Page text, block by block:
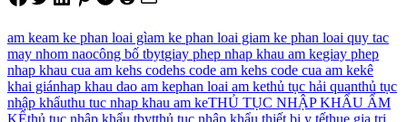
am keam ke phan loai gìam ke phan loai giam ke phan loai quy tac
may nhom naocông bố tbytgiay phep nhap khau am kegiay phep
nhap khau cua am kehs codehs code am kehs code cua am kekê
khai giánhap khau dao am kephan loai am kethủ tục hải quanthủ tục
nhập khẩuthu tuc nhap khau am keTHỦ TỤC NHẬP KHẨU ẨM
KẾthủ tục nhập khẩu tbytthủ tục nhập khẩu thiết bị y tếthue gia tri